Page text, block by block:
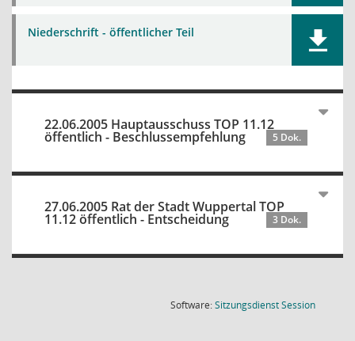
Niederschrift - öffentlicher Teil
22.06.2005 Hauptausschuss TOP 11.12
öffentlich - Beschlussempfehlung 5 Dok.
27.06.2005 Rat der Stadt Wuppertal TOP
11.12 öffentlich - Entscheidung 3 Dok.
Software:SitzungsdienstSession(Wird in